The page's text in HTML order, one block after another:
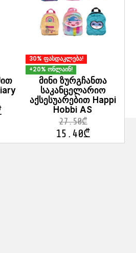
30% ფასდაკლება!
+20% ონლაინ!
მინი ზურგჩანთა
საკანცელარიო
აქსესუარებით Happi
Hobbi AS
27.50₾
15.40₾